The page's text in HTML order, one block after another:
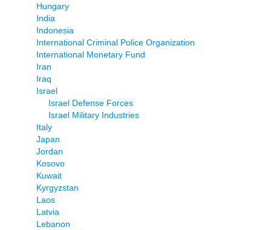
Hungary
India
Indonesia
International Criminal Police Organization
International Monetary Fund
Iran
Iraq
Israel
Israel Defense Forces
Israel Military Industries
Italy
Japan
Jordan
Kosovo
Kuwait
Kyrgyzstan
Laos
Latvia
Lebanon